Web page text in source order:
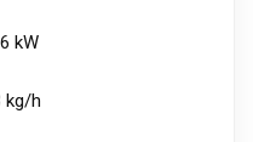
kW
kg/h